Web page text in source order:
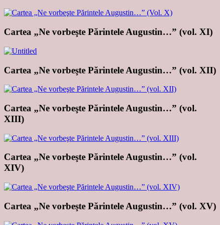
Cartea „Ne vorbeşte Părintele Augustin…” (vol. XI)
Cartea „Ne vorbeşte Părintele Augustin…” (vol. XII)
Cartea „Ne vorbeşte Părintele Augustin…” (vol.
XIII)
Cartea „Ne vorbeşte Părintele Augustin…” (vol.
XIV)
Cartea „Ne vorbeşte Părintele Augustin…” (vol. XV)